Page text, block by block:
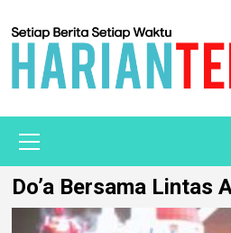
Do’a Bersama Lintas